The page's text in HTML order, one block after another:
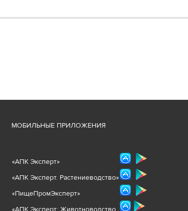
МОБИЛЬНЫЕ ПРИЛОЖЕНИЯ
«АПК Эксперт»
«АПК Эксперт. Растениеводство»
«ПищеПромЭксперт»